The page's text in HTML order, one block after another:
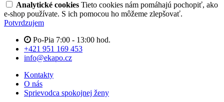
Analytické cookies Tieto cookies nám pomáhajú pochopiť, ako
e-shop používate. S ich pomocou ho môžeme zlepšovať.
Potvrdzujem
Po-Pia 7:00 - 13:00 hod.
+421 951 169 453
info@ekapo.cz
Kontakty
O nás
Sprievodca spokojnej ženy